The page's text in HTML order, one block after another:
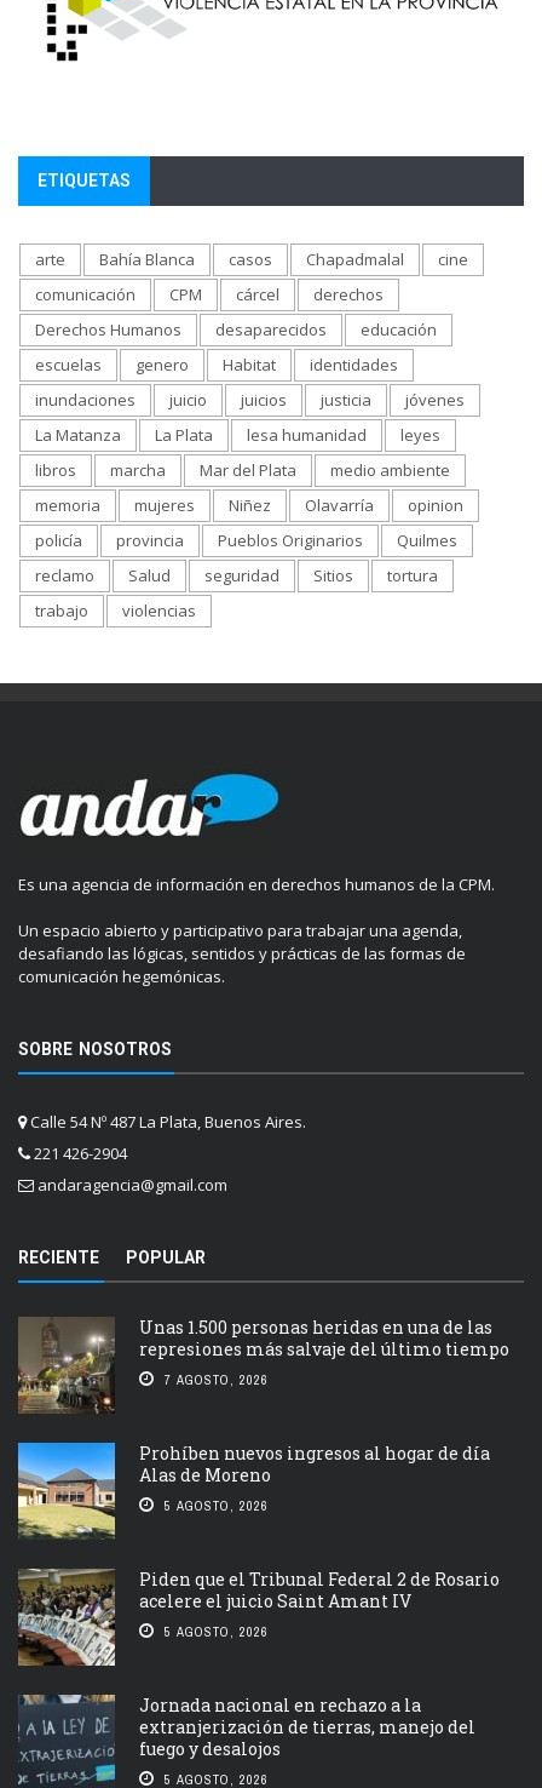
ETIQUETAS
arte Bahía Blanca casos Chapadmalal
cine
comunicación
CPM cárcel
derechos
Derechos Humanos
desaparecidos
educación
escuelas
genero Habitat
identidades
inundaciones
juicio juicios justicia
jóvenes
La Matanza
La Plata lesa humanidad
leyes
libros
marcha Mar del Plata
medio ambiente
memoria
mujeres Niñez Olavarría
opinion
policía
provincia Pueblos Originarios
Quilmes
reclamo
Salud seguridad Sitios
tortura
trabajo
violencias
Es una agencia de información en derechos humanos de la CPM.
Un espacio abierto y participativo para trabajar una agenda,
desafiando las lógicas, sentidos y prácticas de las formas de
comunicación hegemónicas.
SOBRE NOSOTROS
Calle 54 Nº 487 La Plata, Buenos Aires.
221 426-2904
andaragencia@gmail.com
RECIENTE POPULAR
Unas 1.500 personas heridas en una de las
represiones más salvaje del último tiempo
7 AGOSTO, 2026
Prohíben nuevos ingresos al hogar de día
Alas de Moreno
5 AGOSTO, 2026
Piden que el Tribunal Federal 2 de Rosario
acelere el juicio Saint Amant IV
5 AGOSTO, 2026
Jornada nacional en rechazo a la
extranjerización de tierras, manejo del
fuego y desalojos
5 AGOSTO, 2026